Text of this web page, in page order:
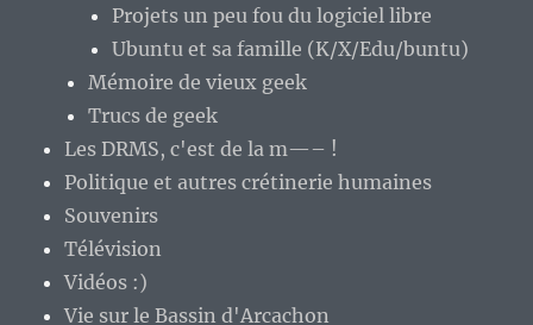
Projets un peu fou du logiciel libre
Ubuntu et sa famille (K/X/Edu/buntu)
Mémoire de vieux geek
Trucs de geek
Les DRMS, c'est de la m—– !
Politique et autres crétinerie humaines
Souvenirs
Télévision
Vidéos :)
Vie sur le Bassin d'Arcachon